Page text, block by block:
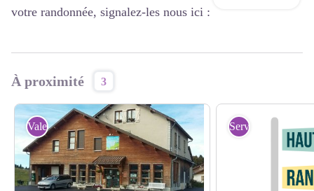
votre randonnée, signalez-les nous ici :
À proximité 3
Valeurs Parc Services